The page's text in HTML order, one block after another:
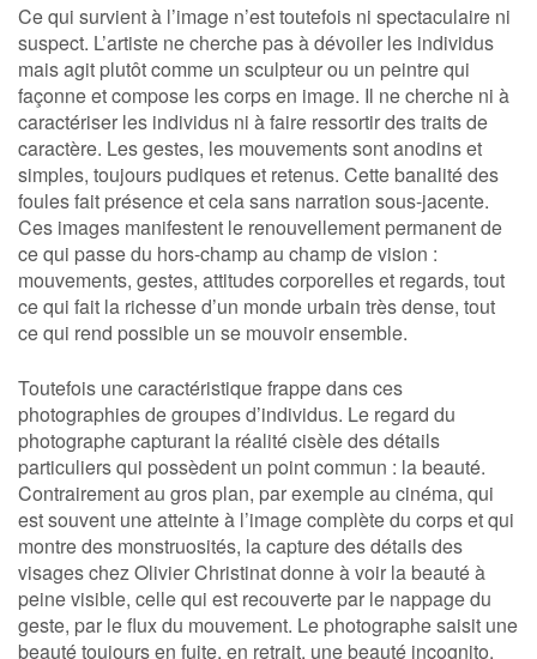
Ce qui survient à l’image n’est toutefois ni spectaculaire ni
suspect. L’artiste ne cherche pas à dévoiler les individus
mais agit plutôt comme un sculpteur ou un peintre qui
façonne et compose les corps en image. Il ne cherche ni à
caractériser les individus ni à faire ressortir des traits de
caractère. Les gestes, les mouvements sont anodins et
simples, toujours pudiques et retenus. Cette banalité des
foules fait présence et cela sans narration sous-jacente.
Ces images manifestent le renouvellement permanent de
ce qui passe du hors-champ au champ de vision :
mouvements, gestes, attitudes corporelles et regards, tout
ce qui fait la richesse d’un monde urbain très dense, tout
ce qui rend possible un se mouvoir ensemble.
Toutefois une caractéristique frappe dans ces
photographies de groupes d’individus. Le regard du
photographe capturant la réalité cisèle des détails
particuliers qui possèdent un point commun : la beauté.
Contrairement au gros plan, par exemple au cinéma, qui
est souvent une atteinte à l’image complète du corps et qui
montre des monstruosités, la capture des détails des
visages chez Olivier Christinat donne à voir la beauté à
peine visible, celle qui est recouverte par le nappage du
geste, par le flux du mouvement. Le photographe saisit une
beauté toujours en fuite, en retrait, une beauté incognito.